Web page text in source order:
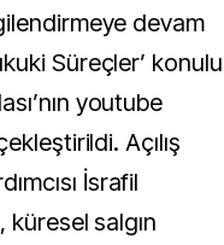
devam
Süreçler’ konulu
youtube
Açılış
İsrafil
küresel salgın